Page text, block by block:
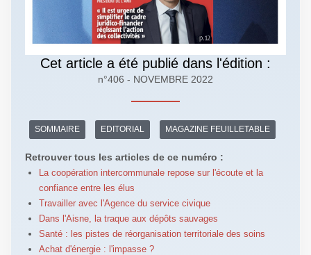
Cet article a été publié dans l'édition :
n°406 - NOVEMBRE 2022
SOMMAIRE EDITORIAL MAGAZINE FEUILLETABLE
Retrouver tous les articles de ce numéro :
La coopération intercommunale repose sur l'écoute et la
confiance entre les élus
Travailler avec l'Agence du service civique
Dans l'Aisne, la traque aux dépôts sauvages
Santé : les pistes de réorganisation territoriale des soins
Achat d'énergie : l'impasse ?